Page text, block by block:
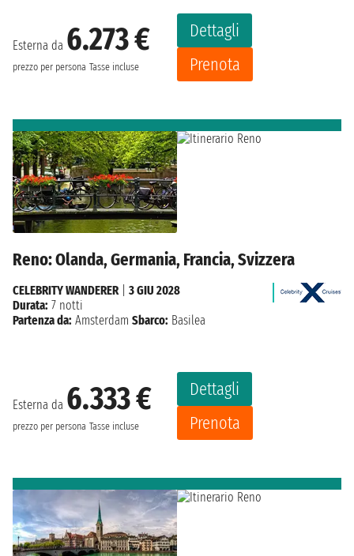
Esterna da 6.273 €
prezzo per persona Tasse incluse
Dettagli
Prenota
Reno: Olanda, Germania, Francia, Svizzera
Esterna da 6.333 €
prezzo per persona Tasse incluse
Dettagli
Prenota
CELEBRITY WANDERER| 3 GIU 2028
Durata: 7 notti
Partenza da: Amsterdam Sbarco: Basilea